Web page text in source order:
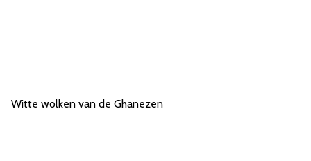
Witte wolken van de Ghanezen